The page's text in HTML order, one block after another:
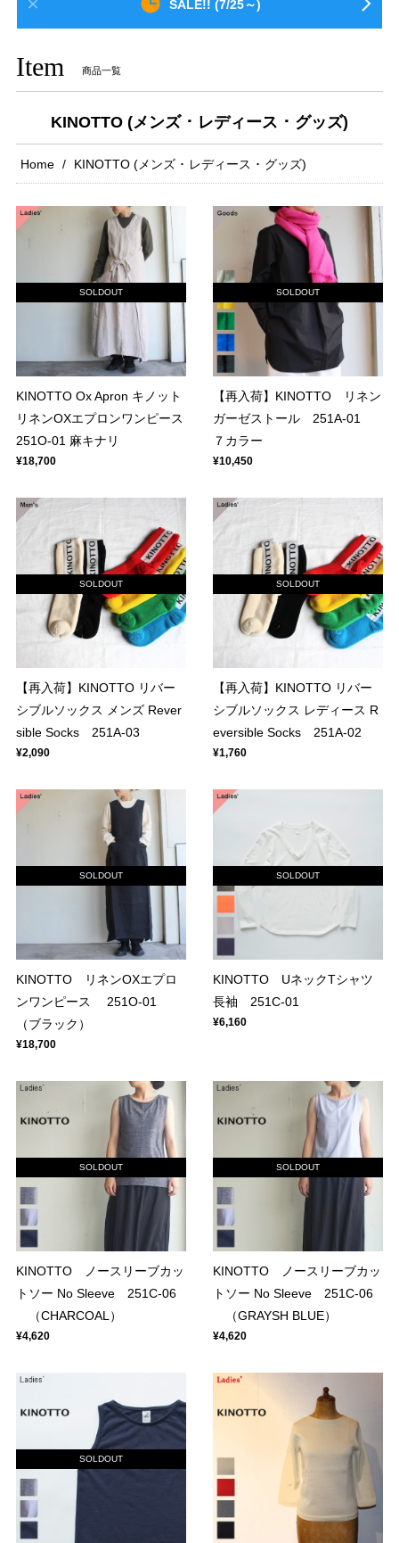
SALE!! (7/25～)
Item 商品一覧
KINOTTO (メンズ ･ レディース ･ グッズ)
Home KINOTTO (メンズ ･ レディース ･ グッズ)
SOLDOUT
KINOTTO Ox Apron キノット
リネンOXエプロンワンピース
251O-01 麻キナリ
¥18,700
SOLDOUT
【再入荷】KINOTTO リネン
ガーゼストール 251A-01
７カラー
¥10,450
SOLDOUT
【再入荷】KINOTTO リバー
シブルソックス メンズ Rever
sible Socks 251A-03
¥2,090
SOLDOUT
【再入荷】KINOTTO リバー
シブルソックス レディース R
eversible Socks 251A-02
¥1,760
SOLDOUT
KINOTTO リネンOXエプロ
ンワンピース 251O-01
（ブラック）
¥18,700
SOLDOUT
KINOTTO UネックTシャツ
長袖 251C-01
¥6,160
SOLDOUT
KINOTTO ノースリーブカッ
トソー No Sleeve 251C-06
（CHARCOAL）
¥4,620
SOLDOUT
KINOTTO ノースリーブカッ
トソー No Sleeve 251C-06
（GRAYSH BLUE）
¥4,620
SOLDOUT